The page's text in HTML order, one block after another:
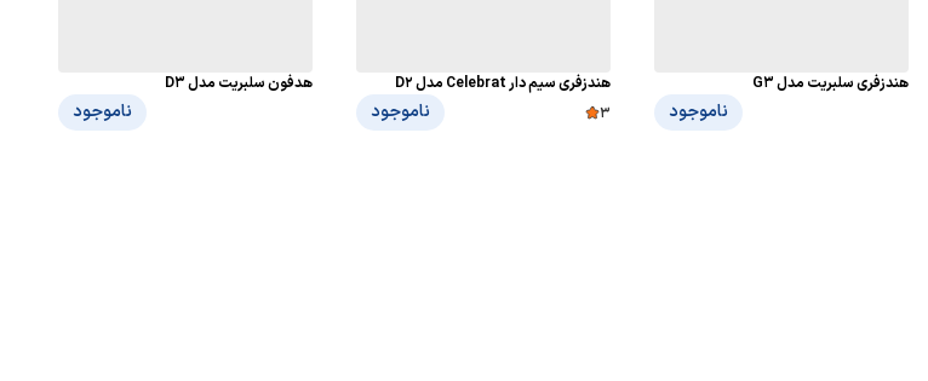
هندزفری سلبریت مدل G3
ناموجود
هندزفری سیم دار Celebrat مدل D2
3
ناموجود
هدفون سلبریت مدل D3
ناموجود